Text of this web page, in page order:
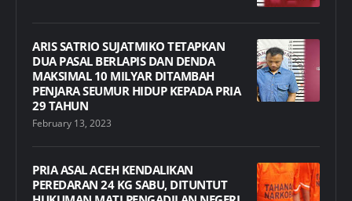
ARIS SATRIO SUJATMIKO TETAPKAN
DUA PASAL BERLAPIS DAN DENDA
MAKSIMAL 10 MILYAR DITAMBAH
PENJARA SEUMUR HIDUP KEPADA PRIA
29 TAHUN
February 13, 2023
PRIA ASAL ACEH KENDALIKAN
PEREDARAN 24 KG SABU, DITUNTUT